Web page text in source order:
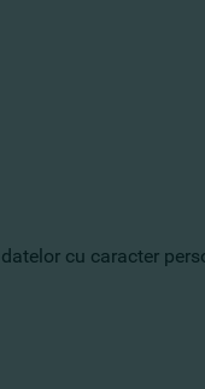
cu caracter